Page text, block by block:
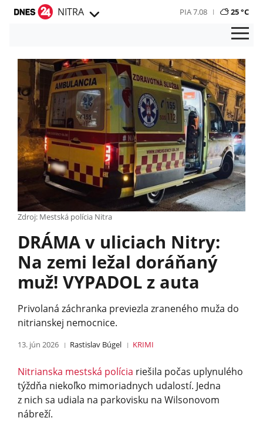
NITRA PIA 7.08 25 °C
Zdroj: Mestská polícia Nitra
DRÁMA v uliciach Nitry:
Na zemi ležal doráňaný
muž! VYPADOL z auta
Privolaná záchranka previezla zraneného muža do
nitrianskej nemocnice.
13. jún 2026 Rastislav Búgel KRIMI
Nitrianska mestská polícia riešila počas uplynulého
týždňa niekoľko mimoriadnych udalostí. Jedna
z nich sa udiala na parkovisku na Wilsonovom
nábreží.